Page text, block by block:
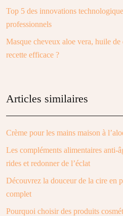
Top 5 des innovations
professionnels
Masque cheveux aloe vera, huile
recette efficace ?
Articles similaires
Crème pour les mains maison à
Les compléments alimentaires anti-
rides et redonner de l’éclat
Découvrez la douceur de la cire en
complet
Pourquoi choisir des produits